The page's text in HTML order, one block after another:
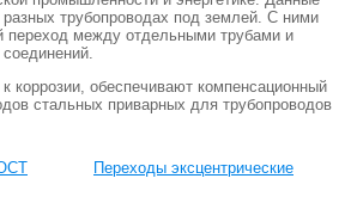
трубопроводах под землей. С ними
переход между отдельными трубами и
соединений.
коррозии, обеспечивают компенсационный
стальных приварных для трубопроводов
Переходы эксцентрические